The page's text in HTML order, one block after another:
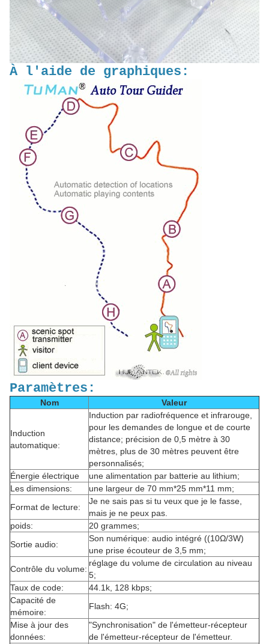
À l'aide de graphiques:
Paramètres:
Nom Valeur
Induction
automatique:
Induction par radiofréquence et infrarouge,
pour les demandes de longue et de courte
distance; précision de 0,5 mètre à 30
mètres, plus de 30 mètres peuvent être
personnalisés;
Énergie électrique
une alimentation par batterie au lithium;
Les dimensions:
une largeur de 70 mm*25 mm*11 mm;
Format de lecture:
Je ne sais pas si tu veux que je le fasse,
mais je ne peux pas.
poids:
20 grammes;
Sortie audio:
Son numérique: audio intégré ((10Ω/3W)
une prise écouteur de 3,5 mm;
Contrôle du volume:
réglage du volume de circulation au niveau
5;
Taux de code:
44.1k, 128 kbps;
Capacité de
mémoire:
Flash: 4G;
Mise à jour des
données:
"Synchronisation" de l'émetteur-récepteur
de l'émetteur-récepteur de l'émetteur.